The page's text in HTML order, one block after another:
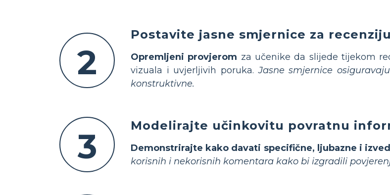
2
Postavite jasne smjernice za
Opremljeni provjerom za učenike da slijede tijekom
vizuala i uvjerljivih poruka.Jasne smjernice
konstruktivne.
3
Modelirajte učinkovitu povratnu
Demonstrirajte kako davati specifične, ljubazne i
korisnih i nekorisnih komentara kako bi izgradili